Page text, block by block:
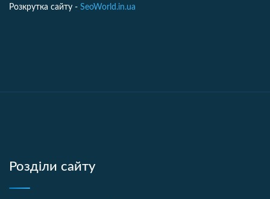
Розкрутка сайту - SeoWorld.in.ua
Розділи сайту